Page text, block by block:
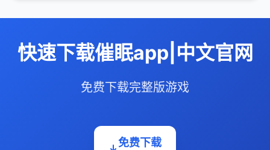
快速下载催眠app|中文官网
免费下载完整版游戏
免费下载